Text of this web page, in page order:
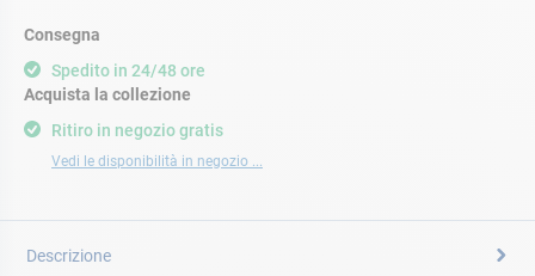
Consegna
Spedito in 24/48 ore
Ritiro in negozio gratis
Vedi le disponibilità in negozio ...
Acquista la collezione
Descrizione